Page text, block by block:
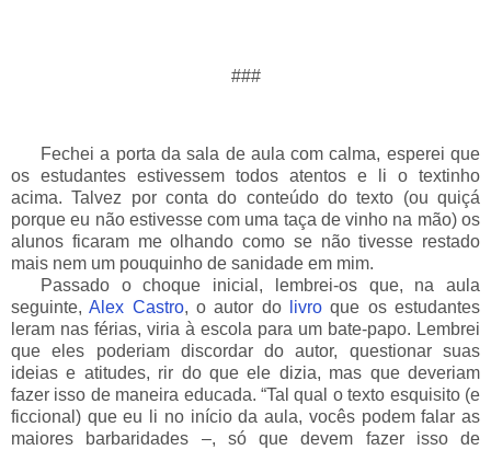
###
Fechei a porta da sala de aula com calma, esperei que
os estudantes estivessem todos atentos e li o textinho
acima. Talvez por conta do conteúdo do texto (ou quiçá
porque eu não estivesse com uma taça de vinho na mão) os
alunos ficaram me olhando como se não tivesse restado
mais nem um pouquinho de sanidade em mim.
Passado o choque inicial, lembrei-os que, na aula
seguinte,Alex Castro, o autor do livro que os estudantes
leram nas férias, viria à escola para um bate-papo. Lembrei
que eles poderiam discordar do autor, questionar suas
ideias e atitudes, rir do que ele dizia, mas que deveriam
fazer isso de maneira educada. “Tal qual o texto esquisito (e
ficcional) que eu li no início da aula, vocês podem falar as
maiores barbaridades –, só que devem fazer isso de